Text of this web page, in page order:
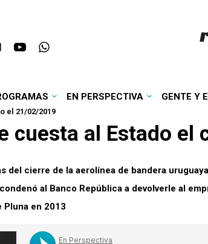
EN PERSPECTIVA GENTE Y
el 21/02/2019
cuesta al Estado el
del cierre de la aerolínea de bandera
al Banco República a devolverle al
Pluna en 2013